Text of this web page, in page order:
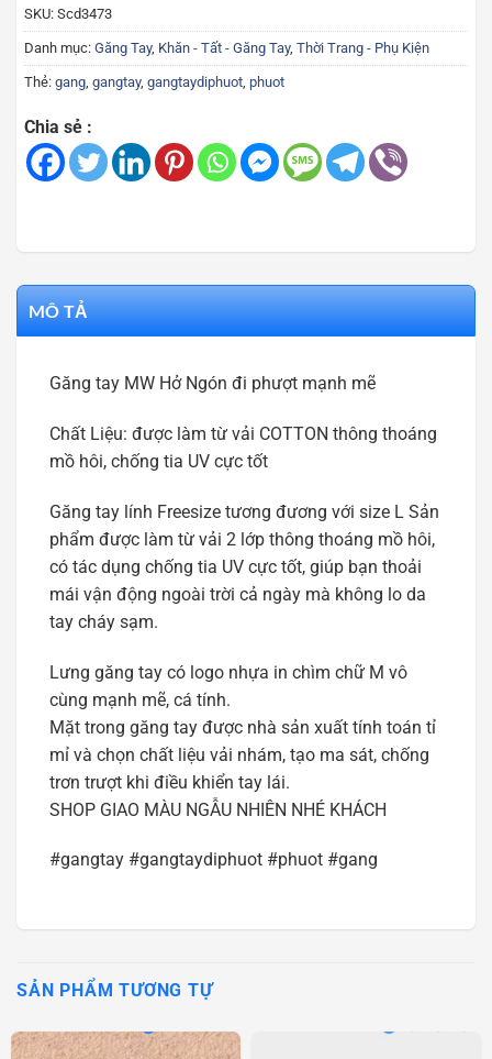
SKU: Scd3473
Danh mục: Găng Tay, Khăn - Tất - Găng Tay, Thời Trang - Phụ Kiện
Thẻ: gang, gangtay, gangtaydiphuot, phuot
Chia sẻ :
MÔ TẢ
Găng tay MW Hở Ngón đi phượt mạnh mẽ
Chất Liệu: được làm từ vải COTTON thông thoáng
mồ hôi, chống tia UV cực tốt
Găng tay lính Freesize tương đương với size L Sản
phẩm được làm từ vải 2 lớp thông thoáng mồ hôi,
có tác dụng chống tia UV cực tốt, giúp bạn thoải
mái vận động ngoài trời cả ngày mà không lo da
tay cháy sạm.
Lưng găng tay có logo nhựa in chìm chữ M vô
cùng mạnh mẽ, cá tính.
Mặt trong găng tay được nhà sản xuất tính toán tỉ
mỉ và chọn chất liệu vải nhám, tạo ma sát, chống
trơn trượt khi điều khiển tay lái.
SHOP GIAO MÀU NGẪU NHIÊN NHÉ KHÁCH
#gangtay #gangtaydiphuot #phuot #gang
SẢN PHẨM TƯƠNG TỰ